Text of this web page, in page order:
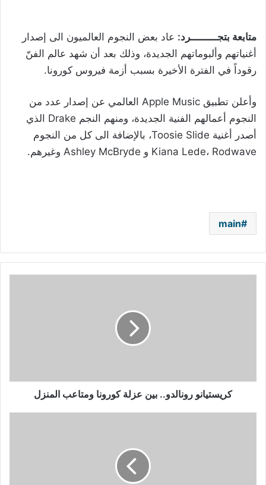
متابعة بتجـــــــــرد: عاد بعض النجوم العالميون الى إصدار
أغنياتهم وألبوماتهم الجديدة، وذلك بعد أن شهد عالم الفنّ
رقوداً في الفترة الأخيرة بسبب أزمة فيروس كورونا.
وأعلن تطبيق Apple Music العالمي عن إصدار عدد من
النجوم أعمالهم الفنية الجديدة، ومنهم النجم Drake الذي
أصدر أغنية Toosie Slide، بالإضافة الى
كل من النجوم
Kiana Lede، Rodwave و Ashley McBryde وغيرهم.
main
كريستيانو رونالدو.. بين عزلة كورونا ومتاعب المنزل